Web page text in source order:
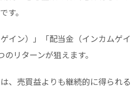
す。
イン）」「配当金（インカムゲイ
リターンが狙えます。
、売買益よりも継続的に得られる